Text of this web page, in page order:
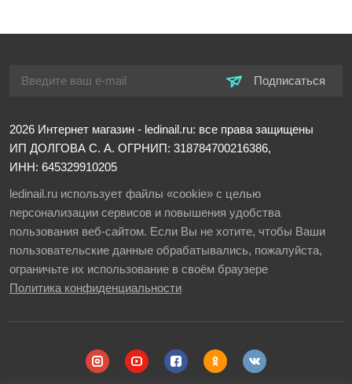
Подписаться
2026 Интернет магазин - ledinail.ru: все права защищены
ИП ДОЛГОВА С. А. ОГРНИП: 318784700216386,
ИНН: 645329910205
ledinail.ru использует файлы «cookie» с целью
персонализации сервисов и повышения удобства
пользования веб-сайтом. Если Вы не хотите, чтобы Ваши
пользовательские данные обрабатывались, пожалуйста,
ограничьте их использование в своём браузере
Политика конфиденциальности